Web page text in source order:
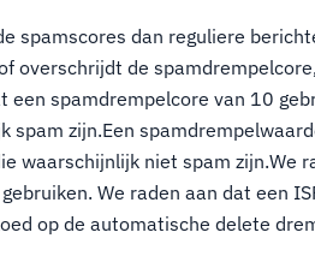
spamscores dan reguliere
overschrijdt de
een spamdrempelcore van 10
spam zijn.Een
waarschijnlijk niet spam zijn.We
We raden aan dat een
op de automatische delete